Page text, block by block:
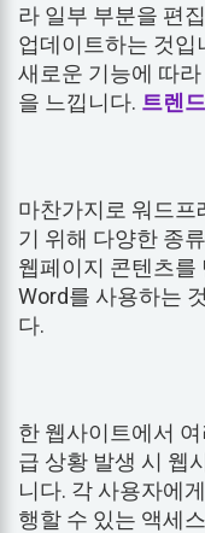
라 일부 부분을 편
업데이트하는 것입
새로운 기능에 따
을 느낍니다. 트렌드
마찬가지로 워드
기 위해 다양한 종
웹페이지 콘텐츠를
Word를 사용하는
다.
한 웹사이트에서
급 상황 발생 시 웹
니다. 각 사용자에
행할 수 있는 액세